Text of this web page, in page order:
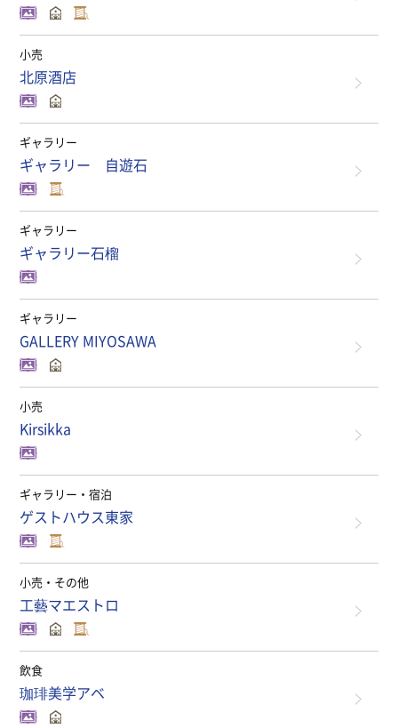
小売
北原酒店
ギャラリー
ギャラリー 自遊石
ギャラリー
ギャラリー石榴
ギャラリー
GALLERY MIYOSAWA
小売
Kirsikka
ギャラリー・宿泊
ゲストハウス東家
小売・その他
工藝マエストロ
飲食
珈琲美学アベ